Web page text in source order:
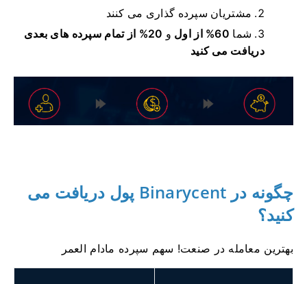
مشتریان سپرده گذاری می کنند
شما 60% از اول و
20% از تمام سپرده های بعدی
دریافت می کنید
چگونه در Binarycent پول دریافت می
کنید؟
بهترین معامله در صنعت! سهم سپرده مادام العمر